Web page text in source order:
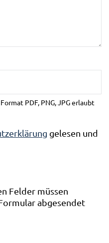
PDF, PNG, JPG erlaubt
gelesen und
Felder müssen
abgesendet